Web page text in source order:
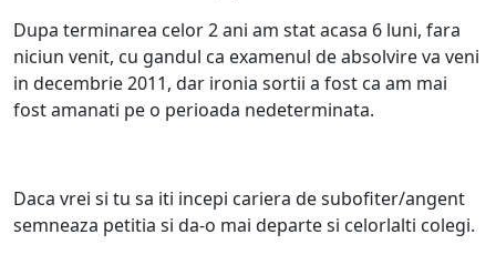
Dupa terminarea celor 2 ani am stat acasa 6 luni, fara
niciun venit, cu gandul ca examenul de absolvire va veni
in decembrie 2011, dar ironia sortii a fost ca am mai
fost amanati pe o perioada nedeterminata.
Daca vrei si tu sa iti incepi cariera de subofiter/angent
semneaza petitia si da-o mai departe si celorlalti colegi.